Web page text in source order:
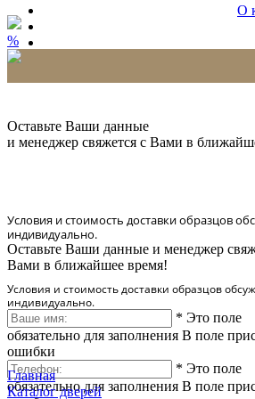
О
%
Оставьте Ваши данные
и менеджер свяжется с Вами в
Условия и стоимость доставки образцов
индивидуально.
Оставьте Ваши данные и менеджер
Вами в ближайшее время!
Условия и стоимость доставки образцов
индивидуально.
* Это поле
обязательно для заполнения В поле
ошибки
* Это поле
обязательно для заполнения В поле
Главная
Каталог дверей